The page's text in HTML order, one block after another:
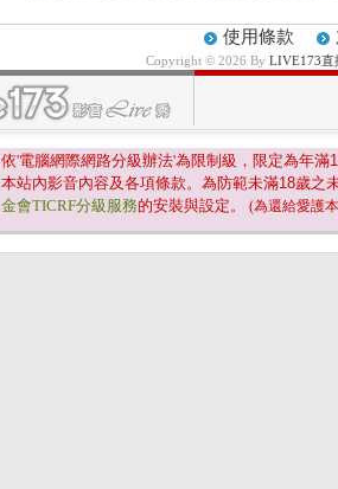
使用條款
Copyright © 2026 By LIVE173直
依'電腦網際網路分級辦法'為限制級，限定為年滿
本站內影音內容及各項條款。為防範未滿18歲之
金會TICRF分級服務的安裝與設定。 (為還給愛護